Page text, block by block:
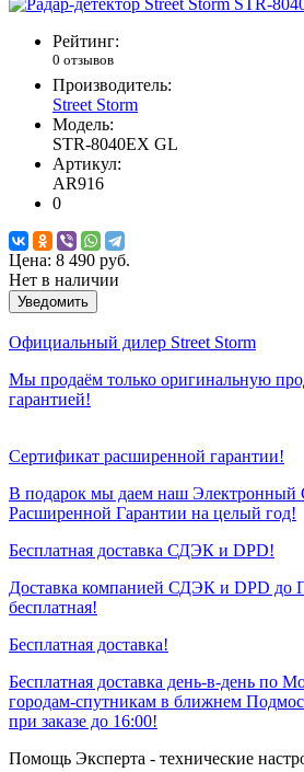
Рейтинг:
0 отзывов
Производитель:
Street Storm
Модель:
STR-8040EX GL
Артикул:
AR916
0
Цена: 8 490 руб.
Нет в наличии
Уведомить
Официальный дилер Street Storm
Мы продаём только оригинальную
гарантией!
Сертификат расширенной гарантии!
В подарок мы даем наш Электронный
Расширенной Гарантии на целый год!
Бесплатная доставка СДЭК и DPD!
Доставка компанией СДЭК и DPD до
бесплатная!
Бесплатная доставка!
Бесплатная доставка день-в-день по
городам-спутникам в ближнем
при заказе до 16:00!
Помощь Эксперта - технические